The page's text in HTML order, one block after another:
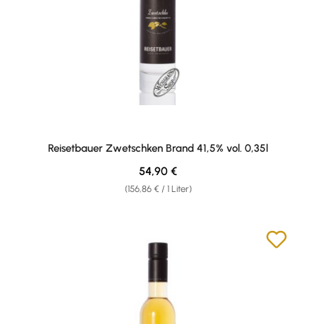
Reisetbauer Zwetschken Brand 41,5% vol. 0,35l
(156,86 € / 1 Liter)
Regulärer Preis:
54,90 €